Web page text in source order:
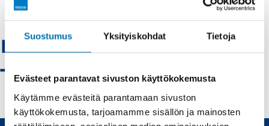
Suostumus Yksityiskohdat Tietoja
Evästeet parantavat sivuston käyttökokemusta
Käytämme evästeitä parantamaan sivuston
käyttökokemusta, tarjoamamme sisällön ja mainosten
Renault-pietarsaari
- Vaihtoautot